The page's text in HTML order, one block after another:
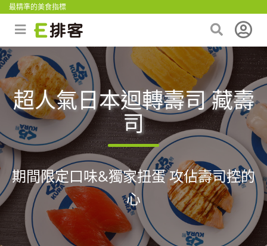
最精準的美食指標
超人氣日本迴轉壽司 藏壽
司
期間限定口味&獨家扭蛋 攻佔壽司控的
心